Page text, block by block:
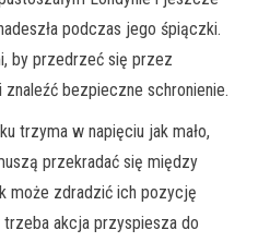
podczas jego śpiączki.
by przedrzeć się przez
bezpieczne schronienie.
trzyma w napięciu jak mało,
przekradać się między
może zdradzić ich pozycję
trzeba akcja przyspiesza do